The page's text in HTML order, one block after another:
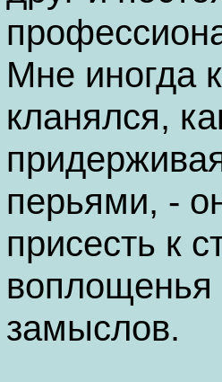
Мне иногда
кланялся,
перьями, -
присесть к
замыслов.